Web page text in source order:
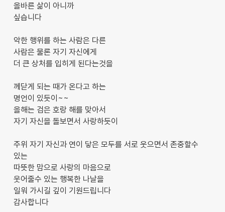
올바른 삶이 아니까
싶습니다
악한 행위를 하는 사람은 다른
사람은 물론 자기 자신에게
더 큰 상처를 입히게 된다는것을
께닫게 되는 때가 온다고 하는
명언이 있듯이~~
올해는 검은 호랑 해를 맞아서
자기 자신을 돌보면서 사랑하듯이
주위 자기 자신과 연이 닿은 모두를 서로 웃으면서 존중할수
있는
따뜻한 맘으로 사랑의 마음으로
웃어줄수 있는 행복한 나날을
일워 가시길 깊이 기원드립니다
감사합니다